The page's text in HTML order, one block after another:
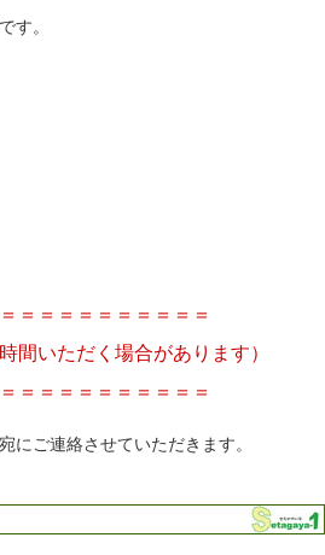
す。
＝＝＝＝＝＝＝＝＝＝
間いただく場合があります）
＝＝＝＝＝＝＝＝＝＝
にご連絡させていただきます。